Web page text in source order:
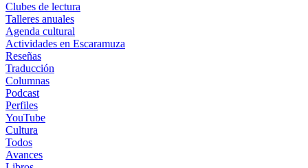
Clubes de lectura
Talleres anuales
Agenda cultural
Actividades en Escaramuza
Reseñas
Traducción
Columnas
Podcast
Perfiles
YouTube
Cultura
Todos
Avances